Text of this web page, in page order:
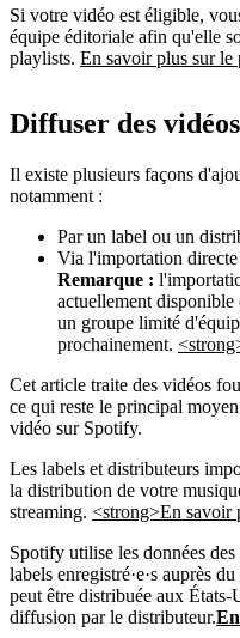
Si votre vidéo est éligible,
équipe éditoriale afin qu'elle
playlists. En savoir plus sur le
Diffuser des
Il existe plusieurs façons
notamment :
Par un label ou un
Via l'importation
Remarque :
actuellement disponible
un groupe limité
prochainement.
Cet article traite des vidéos
ce qui reste le principal
vidéo sur Spotify.
Les labels et distributeurs
la distribution de votre
streaming. <strong>En savoir
Spotify utilise les données des
labels enregistré·e·s auprès
peut être distribuée aux États-
diffusion par le distributeur.